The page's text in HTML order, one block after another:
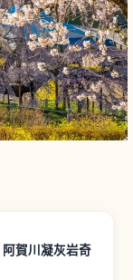
賀川凝灰岩奇